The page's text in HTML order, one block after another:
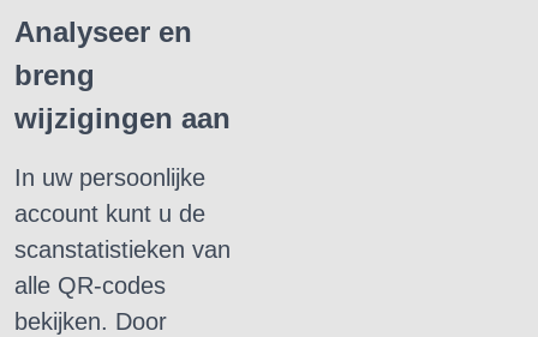
Analyseer en
breng
wijzigingen aan
In uw persoonlijke
account kunt u de
scanstatistieken van
alle QR-codes
bekijken. Door